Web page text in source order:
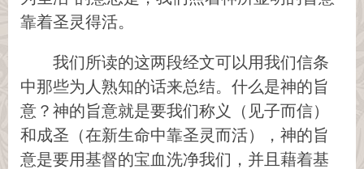
靠着圣灵得活。
我们所读的这两段经文可以用我们信条
中那些为人熟知的话来总结。什么是神的旨
意？神的旨意就是要我们称义（见子而信）
和成圣（在新生命中靠圣灵而活），神的旨
意是要用基督的宝血洗净我们，并且藉着基